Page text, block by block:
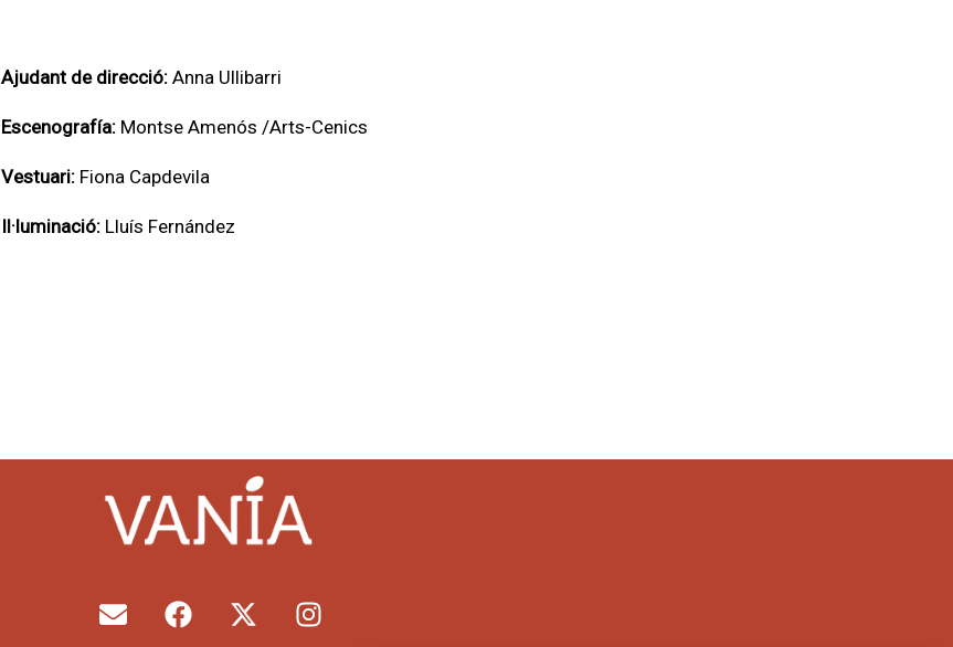
Ajudant de direcció:Anna Ullibarri
Escenografía:Montse Amenós /Arts-Cenics
Vestuari:Fiona Capdevila
Il·luminació:Lluís Fernández
E
n
F
a
X
-
I
n